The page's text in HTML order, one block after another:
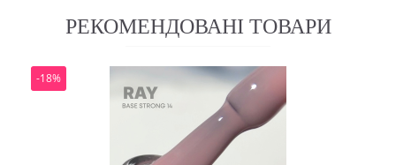
РЕКОМЕНДОВАНІ ТОВАРИ
-18%